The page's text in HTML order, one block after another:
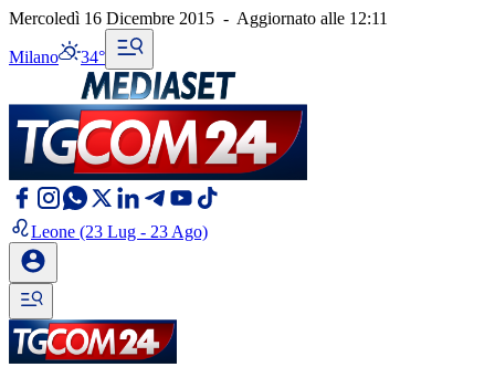
Mercoledì 16 Dicembre 2015 - Aggiornato alle 12:11
Milano 34°
Leone (23 Lug - 23 Ago)